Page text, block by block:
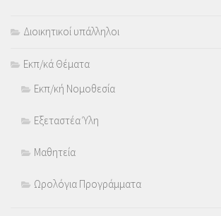
Διοικητικοί υπάλληλοι
Εκπ/κά Θέματα
Εκπ/κή Νομοθεσία
Εξεταστέα Ύλη
Μαθητεία
Ωρολόγια Προγράμματα